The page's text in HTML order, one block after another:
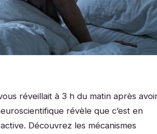
réveillait à 3 h du matin après
révèle que c’est en
Découvrez les mécanismes